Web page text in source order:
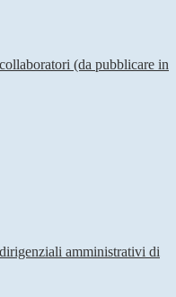
(da pubblicare in
amministrativi di